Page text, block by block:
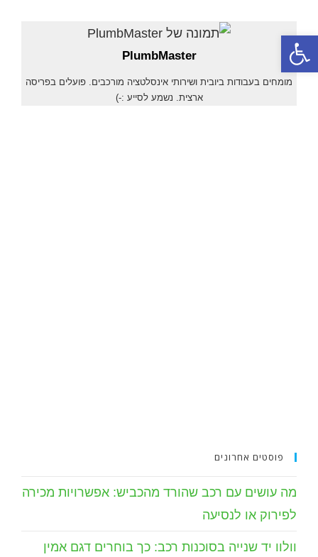
PlumbMaster
מומחים בעבודות ביובית ושירותי אינסלטציה מורכבים. פועלים בפריסה
ארצית. נשמע לסייע :-)
פוסטים אחרונים
מה עושים עם רכב שהורד מהכביש: אפשרויות מכירה
לפירוק או לנסיעה
וולוו יד שנייה בסוכנות רכב: כך בוחרים דגם אמין
פתח סרגל נגישות